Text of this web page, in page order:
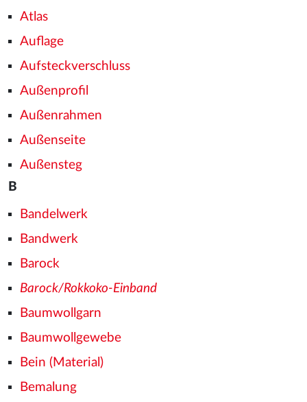
Atlas
Auflage
Aufsteckverschluss
Außenprofil
Außenrahmen
Außenseite
Außensteg
B
Bandelwerk
Bandwerk
Barock
Barock/Rokkoko-Einband
Baumwollgarn
Baumwollgewebe
Bein (Material)
Bemalung